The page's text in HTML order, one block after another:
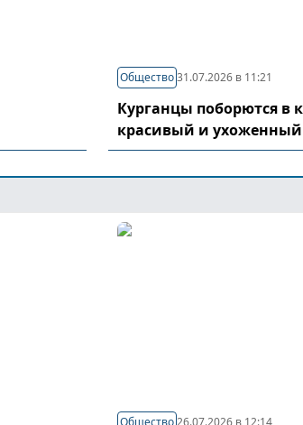
Общество 31.07.2026 в 11:21
Курганцы поборются в
красивый и
Общество 26.07.2026 в 12:14